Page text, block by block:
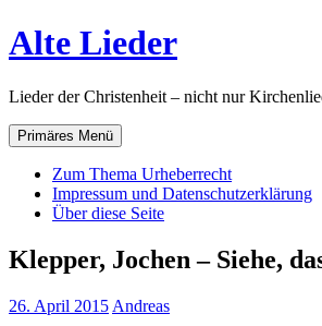
Zum
Inhalt
Alte Lieder
Lieder der Christenheit – nicht nur
Primäres Menü
Zum Thema Urheberrecht
Impressum und Datenschutzerklärung
Über diese Seite
Klepper, Jochen – Siehe,
26. April 2015 Andreas